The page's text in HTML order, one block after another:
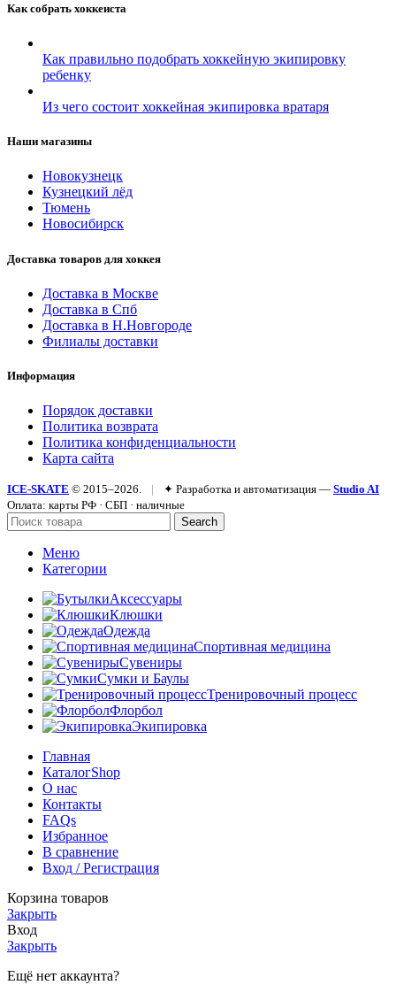
Как собрать хоккеиста
Как правильно подобрать хоккейную экипировку
ребенку
Из чего состоит хоккейная экипировка вратаря
Наши магазины
Новокузнецк
Кузнецкий лёд
Тюмень
Новосибирск
Доставка товаров для хоккея
Доставка в Москве
Доставка в Спб
Доставка в Н.Новгороде
Филиалы доставки
Информация
Порядок доставки
Политика возврата
Политика конфиденциальности
Карта сайта
ICE-SKATE © 2015–2026. | ✦ Разработка и автоматизация — Studio AI
Оплата: карты РФ · СБП · наличные
Search
Меню
Категории
Аксессуары
Клюшки
Одежда
Спортивная медицина
Сувениры
Сумки и Баулы
Тренировочный процесс
Флорбол
Экипировка
Главная
КаталогShop
О нас
Контакты
FAQs
Избранное
В сравнение
Вход / Регистрация
Корзина товаров
Закрыть
Вход
Закрыть
Ещё нет аккаунта?